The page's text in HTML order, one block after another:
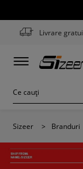
Livrare
Sizeer > Branduri